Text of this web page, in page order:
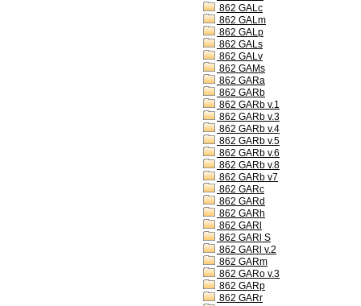
862 GALc
862 GALm
862 GALp
862 GALs
862 GALv
862 GAMs
862 GARa
862 GARb
862 GARb v.1
862 GARb v.3
862 GARb v.4
862 GARb v.5
862 GARb v.6
862 GARb v.8
862 GARb v7
862 GARc
862 GARd
862 GARh
862 GARl
862 GARl S
862 GARl v.2
862 GARm
862 GARo v.3
862 GARp
862 GARr